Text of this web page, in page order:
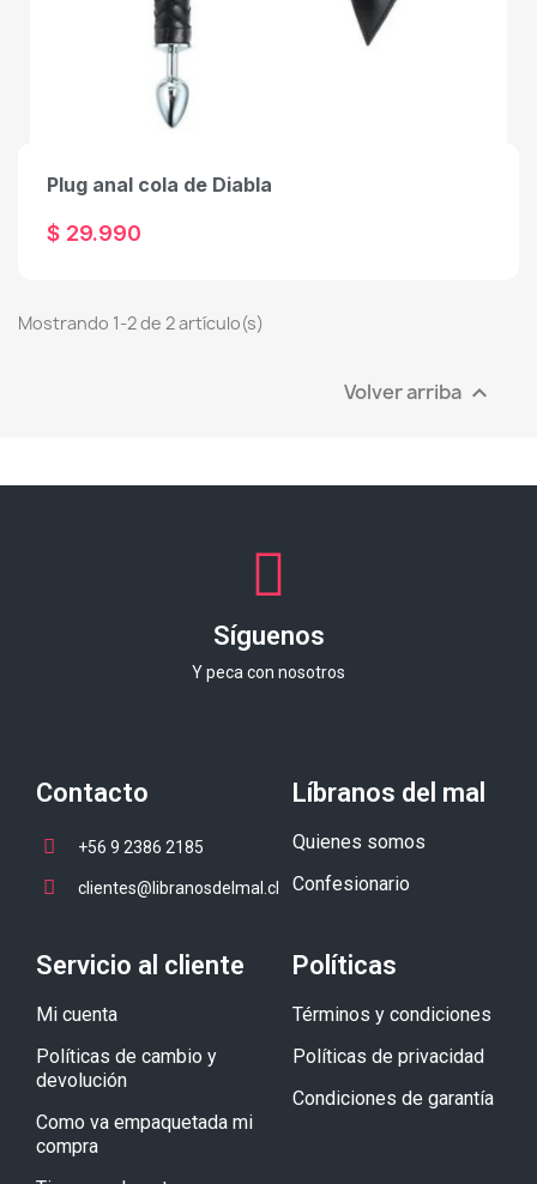
Plug anal cola de Diabla
$ 29.990
Mostrando 1-2 de 2 artículo(s)
Volver arriba 
Síguenos
Y peca con nosotros
Contacto
+56 9 2386 2185
clientes@libranosdelmal.cl
Líbranos del mal
Quienes somos
Confesionario
Servicio al cliente
Mi cuenta
Políticas de cambio y
devolución
Como va empaquetada mi
compra
Políticas
Términos y condiciones
Políticas de privacidad
Condiciones de garantía